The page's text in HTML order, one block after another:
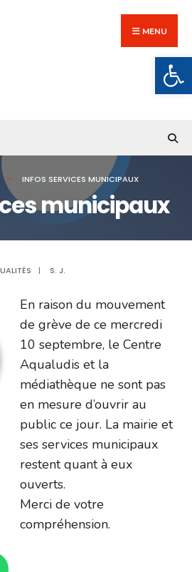
MENU
INFOS SERVICES MUNICIPAUX
municipaux
| S. J.
En raison du mouvement
de grève de ce mercredi
10 septembre, le Centre
Aqualudis et la
médiathèque ne sont pas
en mesure d’ouvrir au
public ce jour. La mairie et
ses services municipaux
restent quant à eux
ouverts.
Merci de votre
compréhension.